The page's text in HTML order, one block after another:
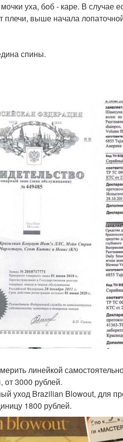
уха, боб - каре. В случае
выше начала
спины.
линейкой
от 3000 рублей.
уход Brazilian Blowout, для
1800 рублей.